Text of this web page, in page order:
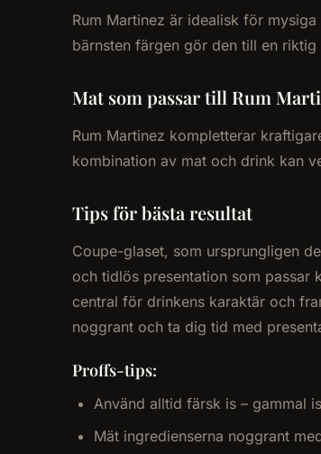
Rum Martinez är idealisk för
bärnsten färgen gör den till en
Mat som passar till Rum
Rum Martinez kompletterar
kombination av mat och drink kan
Tips för bästa resultat
Coupe-glaset, som ursprungligen
och tidlös presentation som passar
central för drinkens karaktär och
noggrant och ta dig tid med
Proffs-tips:
Använd alltid färsk is – gammal
Mät ingredienserna noggrant